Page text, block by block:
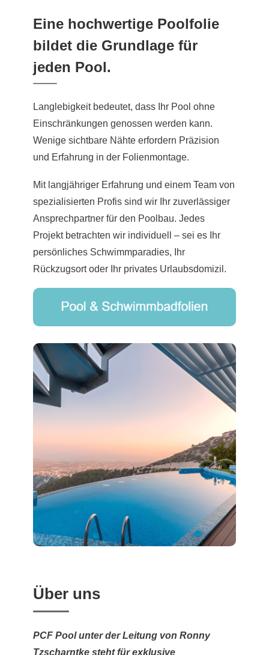
Eine hochwertige Poolfolie
bildet die Grundlage für
jeden Pool.
Langlebigkeit bedeutet, dass Ihr Pool ohne
Einschränkungen genossen werden kann.
Wenige sichtbare Nähte erfordern Präzision
und Erfahrung in der Folienmontage.
Mit langjähriger Erfahrung und einem Team von
spezialisierten Profis sind wir Ihr zuverlässiger
Ansprechpartner für den Poolbau. Jedes
Projekt betrachten wir individuell – sei es Ihr
persönliches Schwimmparadies, Ihr
Rückzugsort oder Ihr privates Urlaubsdomizil.
Über uns
PCF Pool unter der Leitung von Ronny
Tzscharntke steht für exklusive